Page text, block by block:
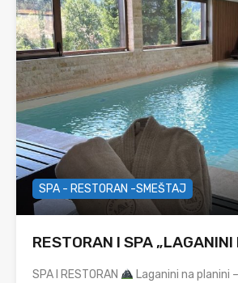
SPA - RESTORAN -SMEŠTAJ
RESTORAN I SPA
SPA I RESTORAN
Laganini na planini